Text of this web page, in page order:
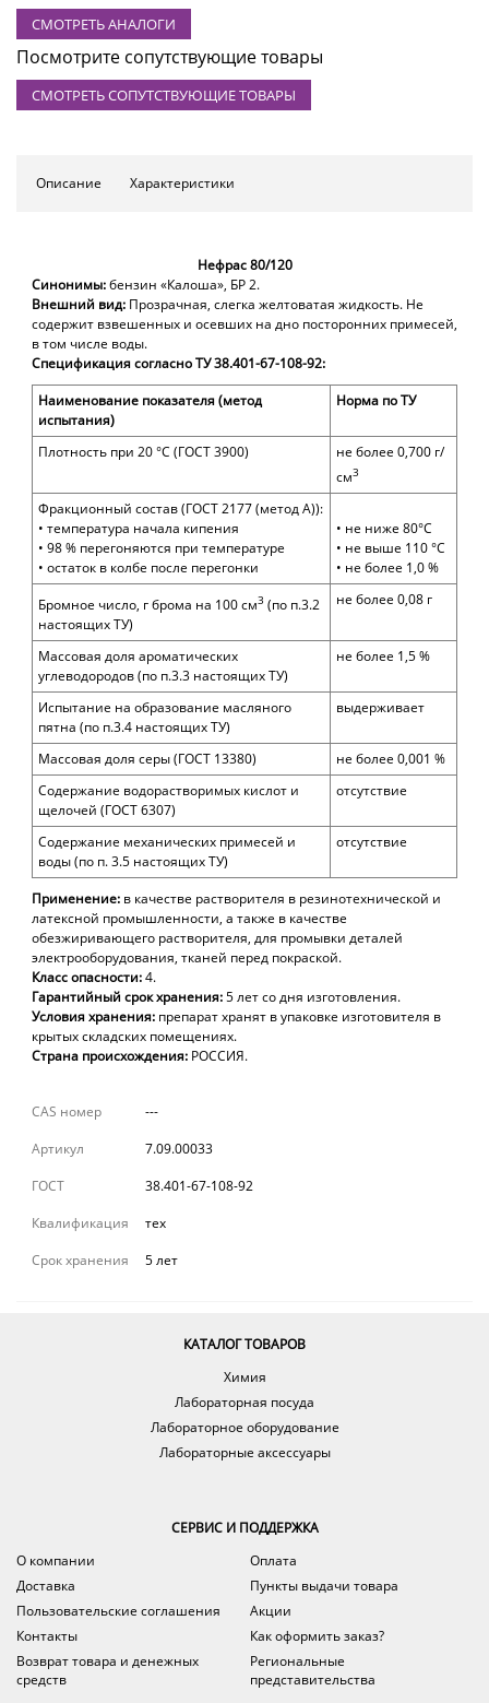
СМОТРЕТЬ АНАЛОГИ
Посмотрите сопутствующие товары
СМОТРЕТЬ СОПУТСТВУЮЩИЕ ТОВАРЫ
Описание Характеристики
Нефрас 80/120
Синонимы:бензин «Калоша», БР 2.
Внешний вид: Прозрачная, слегка желтоватая жидкость. Не
содержит взвешенных и осевших на дно посторонних примесей,
в том числе воды.
Спецификация согласно ТУ 38.401-67-108-92:
Наименование показателя (метод
испытания)
Норма по ТУ
Плотность при 20 °С (ГОСТ 3900)
не более 0,700 г/
см3
Фракционный состав (ГОСТ 2177 (метод А)):
• температура начала кипения
• 98 % перегоняются при температуре
• остаток в колбе после перегонки
• не ниже 80°С
• не выше 110 °С
• не более 1,0 %
Бромное число, г брома на 100 см3 (по п.3.2
настоящих ТУ)
не более 0,08 г
Массовая доля ароматических
углеводородов (по п.3.3 настоящих ТУ)
не более 1,5 %
Испытание на образование масляного
пятна (по п.3.4 настоящих ТУ)
выдерживает
Массовая доля серы (ГОСТ 13380)
не более 0,001 %
Содержание водорастворимых кислот и
щелочей (ГОСТ 6307)
отсутствие
Содержание механических примесей и
воды (по п. 3.5 настоящих ТУ)
отсутствие
Применение: в качестве растворителя в резинотехнической и
латексной промышленности, а также в качестве
обезжиривающего растворителя, для промывки деталей
электрооборудования, тканей перед покраской.
Класс опасности:4.
Гарантийный срок хранения:5 лет со дня изготовления.
Условия хранения: препарат хранят в упаковке изготовителя в
крытых складских помещениях.
Страна происхождения: РОССИЯ.
CAS номер
---
Артикул
7.09.00033
ГОСТ
38.401-67-108-92
Квалификация
тех
Срок хранения
5 лет
КАТАЛОГ ТОВАРОВ
Химия
Лабораторная посуда
Лабораторное оборудование
Лабораторные аксессуары
СЕРВИС И ПОДДЕРЖКА
О компании
Оплата
Доставка
Пункты выдачи товара
Пользовательские соглашения
Акции
Контакты
Как оформить заказ?
Возврат товара и денежных
средств
Региональные
представительства